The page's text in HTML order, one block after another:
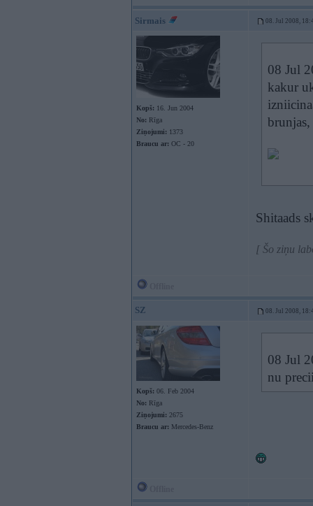
Sirmais 08. Jul 2008,
Kopš: 16. Jun 2004
No: Rīga
Ziņojumi: 1373
Braucu ar: OC - 20
08 Jul
kakur
Shitaads
[ Šo ziņu
SZ 08. Jul 2008,
Kopš: 06. Feb 2004
No: Rīga
Ziņojumi: 2675
Braucu ar: Mercedes-Benz
08 Jul
nu